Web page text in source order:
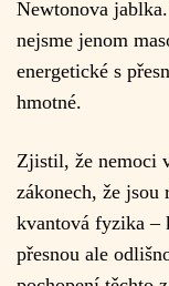
Newtonova
nejsme jenom
energetické s
hmotné.
Zjistil, že nemoci
zákonech, že
kvantová fyzika –
přesnou ale